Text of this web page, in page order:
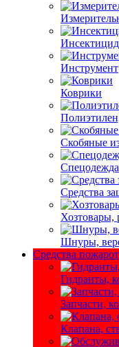
Инструмент
Коврики
Скобяные
Спецодежда
Средства
Хозтовары,
Шнуры,
Средства
Гидранты,
Запчасти,
Клапана,